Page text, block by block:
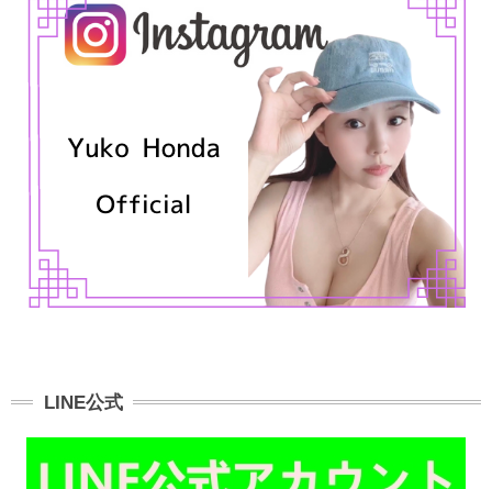
LINE公式